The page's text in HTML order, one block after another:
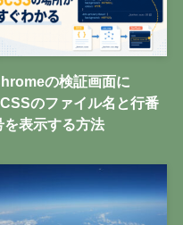
の検証画面に
のファイル名と行番
を表示する方法